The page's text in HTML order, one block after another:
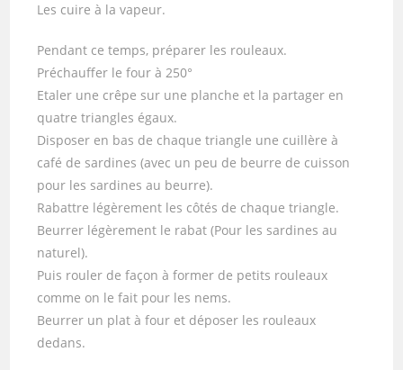
Les cuire à la vapeur.
Pendant ce temps, préparer les rouleaux.
Préchauffer le four à 250°
Etaler une crêpe sur une planche et la partager en
quatre triangles égaux.
Disposer en bas de chaque triangle une cuillère à
café de sardines (avec un peu de beurre de cuisson
pour les sardines au beurre).
Rabattre légèrement les côtés de chaque triangle.
Beurrer légèrement le rabat (Pour les sardines au
naturel).
Puis rouler de façon à former de petits rouleaux
comme on le fait pour les nems.
Beurrer un plat à four et déposer les rouleaux
dedans.